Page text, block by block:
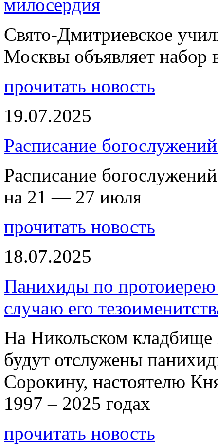
милосердия
Свято-Дмитриевское
Москвы объявляет набор
прочитать новость
19.07.2025
Расписание
Расписание
на 21 — 27 июля
прочитать новость
18.07.2025
Панихиды по
случаю его
На Никольском
будут отслужены
Сорокину, настоятелю
1997 – 2025 годах
прочитать новость